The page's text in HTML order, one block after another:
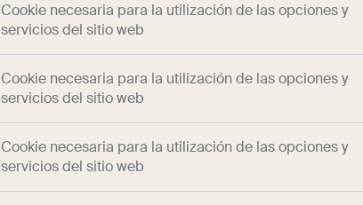
Cookie necesaria para la utilización de las opciones y
servicios del sitio web
Cookie necesaria para la utilización de las opciones y
servicios del sitio web
Cookie necesaria para la utilización de las opciones y
servicios del sitio web